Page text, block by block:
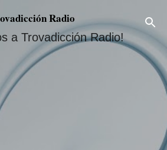
principal
Radio
a Trovadicción Radio!